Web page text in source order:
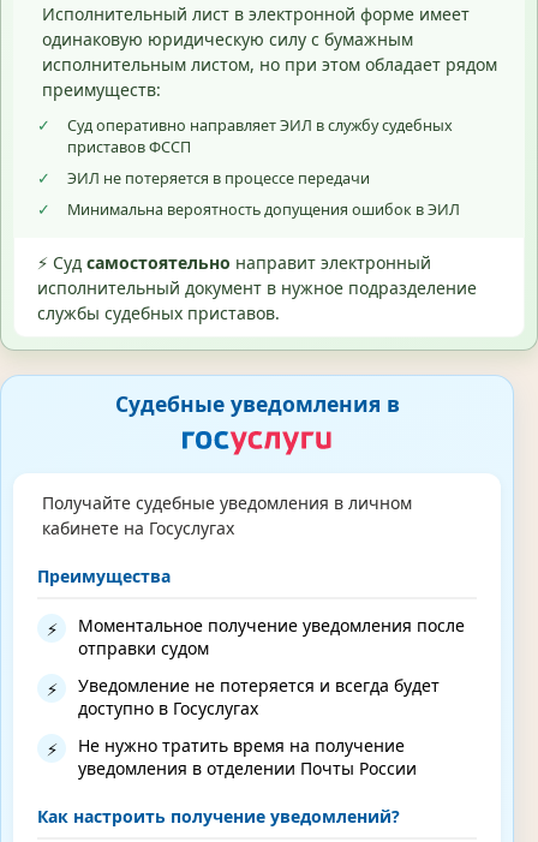
Исполнительный лист в электронной форме имеет
одинаковую юридическую силу с бумажным
исполнительным листом, но при этом обладает рядом
преимуществ:
✓
Суд оперативно направляет ЭИЛ в службу судебных
приставов ФССП
✓
ЭИЛ не потеряется в процессе передачи
✓
Минимальна вероятность допущения ошибок в ЭИЛ
⚡ Суд самостоятельно направит электронный
исполнительный документ в нужное подразделение
службы судебных приставов.
Судебные уведомления в
Получайте судебные уведомления в личном
кабинете на Госуслугах
Преимущества
⚡
Моментальное получение уведомления после
отправки судом
⚡
Уведомление не потеряется и всегда будет
доступно в Госуслугах
⚡
Не нужно тратить время на получение
уведомления в отделении Почты России
Как настроить получение уведомлений?